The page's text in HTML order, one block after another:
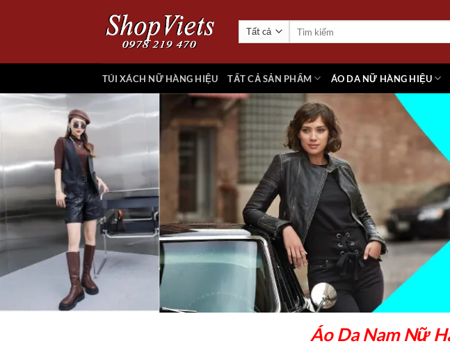
dung
TÚI XÁCH NỮ HÀNG HIỆU TẤT CẢ SẢN PHẨM ÁO DA NỮ HÀNG HIỆU
Áo Da Nam Nữ